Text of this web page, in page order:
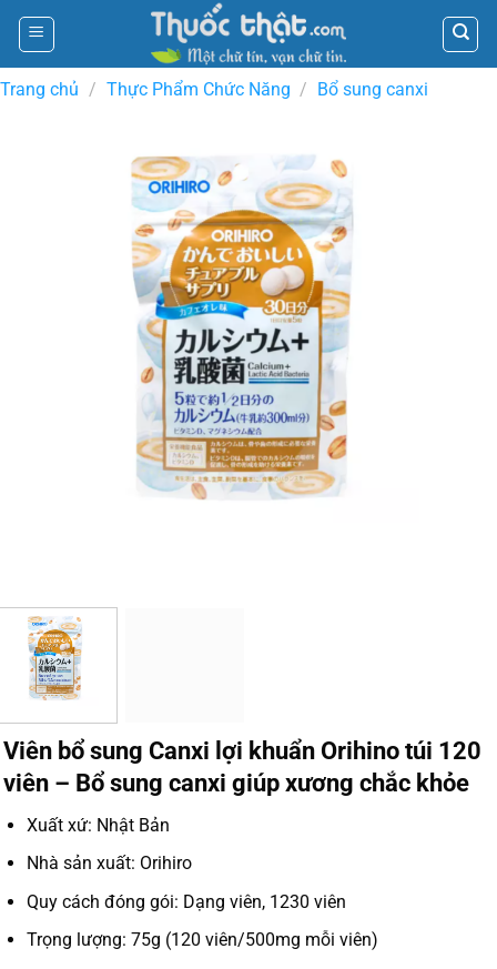
Skip
content
Trang chủ / Thực Phẩm Chức Năng / Bổ sung canxi
Viên bổ sung Canxi lợi khuẩn Orihino túi 120
viên – Bổ sung canxi giúp xương chắc khỏe
Xuất xứ: Nhật Bản
Nhà sản xuất: Orihiro
Quy cách đóng gói: Dạng viên, 1230 viên
Trọng lượng: 75g (120 viên/500mg mỗi viên)